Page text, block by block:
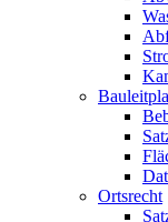
Ortsrecht